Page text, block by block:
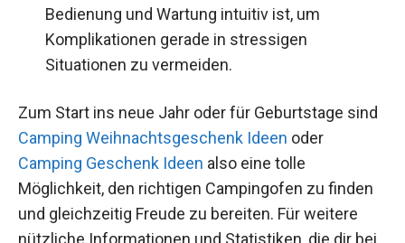
Bedienung und Wartung intuitiv ist, um
Komplikationen gerade in stressigen
Situationen zu vermeiden.
Zum Start ins neue Jahr oder für Geburtstage sind
Camping Weihnachtsgeschenk Ideen oder
Camping Geschenk Ideen also eine tolle
Möglichkeit, den richtigen Campingofen zu finden
und gleichzeitig Freude zu bereiten. Für weitere
nützliche Informationen und Statistiken, die dir bei